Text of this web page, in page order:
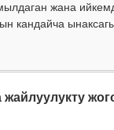
жана
кандайча